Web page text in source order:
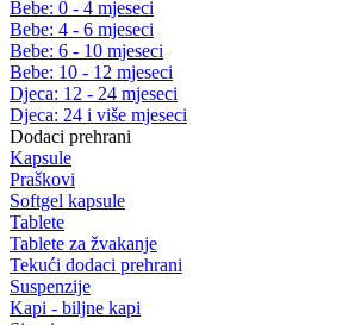
Bebe: 0 - 4 mjeseci
Bebe: 4 - 6 mjeseci
Bebe: 6 - 10 mjeseci
Bebe: 10 - 12 mjeseci
Djeca: 12 - 24 mjeseci
Djeca: 24 i više mjeseci
Dodaci prehrani
Kapsule
Praškovi
Softgel kapsule
Tablete
Tablete za žvakanje
Tekući dodaci prehrani
Suspenzije
Kapi - biljne kapi